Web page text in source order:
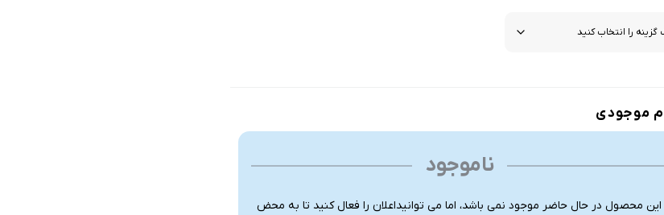
موجودی
ناموجود
این محصول در حال حاضر موجود نمی باشد، اما می توانیداعلان را فعال کنید تا به محض